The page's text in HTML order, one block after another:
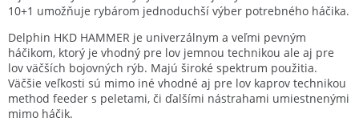
10+1 umožňuje rybárom jednoduchší výber potrebného háčika.
Delphin HKD HAMMER je univerzálnym a veľmi pevným
háčikom, ktorý je vhodný pre lov jemnou technikou ale aj pre
lov väčších bojovných rýb. Majú široké spektrum použitia.
Väčšie veľkosti sú mimo iné vhodné aj pre lov kaprov technikou
method feeder s peletami, či ďalšími nástrahami umiestnenými
mimo háčik.